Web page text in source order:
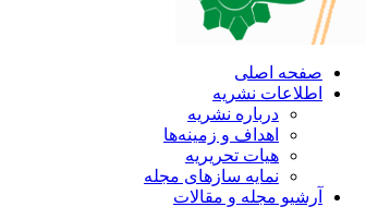
صفحه اصلی
اطلاعات نشریه
درباره نشریه
اهداف و زمینه‌ها
هیات تحریریه
نمایه سازهای مجله
آرشیو مجله و مقالات